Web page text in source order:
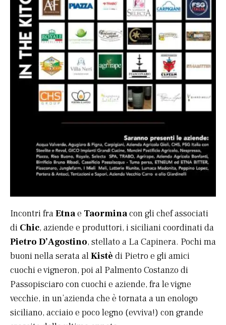
Incontri fraEtnae Taorminacon gli chef associati
di Chic, aziende e produttori, i siciliani coordinati da
Pietro D’Agostino, stellato a La Capinera. Pochi ma
buoni nella serata alKistè di Pietro e gli amici
cuochi e vigneron, poi al Palmento Costanzo di
Passopisciaro con cuochi e aziende, fra le vigne
vecchie, in un’azienda che è tornata a un enologo
siciliano, acciaio e poco legno (evviva!) con grande